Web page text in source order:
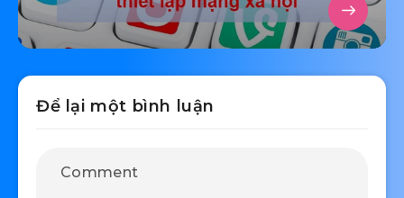
Để lại một bình luận